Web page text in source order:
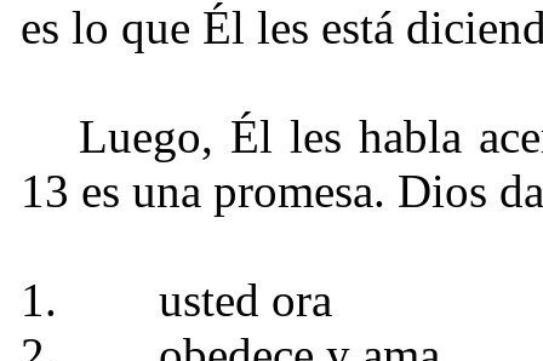
es lo que Él les está
Luego, Él les habla
13 es una promesa. Dios
1.
usted ora